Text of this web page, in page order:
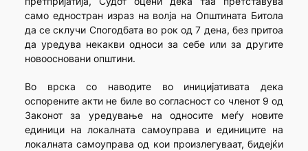
само едностран израз на волја на Општината Битола
да се склучи Спогодбата во рок од 7 дена, без притоа
да уредува некакви односи за себе или за другите
новоосновани општини.
Во врска со наводите во иницијативата дека
оспорените акти не биле во согласност со членот 9 од
Законот за уредување на односите меѓу новите
единици на локалната самоуправа и единиците на
локалната самоуправа од кои произлегуваат, бидејќи